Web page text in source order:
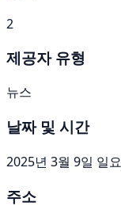
2
제공자 유형
뉴스
날짜 및 시간
2025년 3월 9일 일
주소